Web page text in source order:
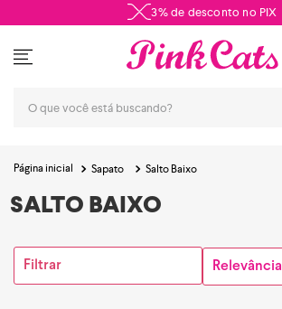
3% de desconto no PIX
Sapato Salto Baixo
SALTO BAIXO
Filtrar Relevância